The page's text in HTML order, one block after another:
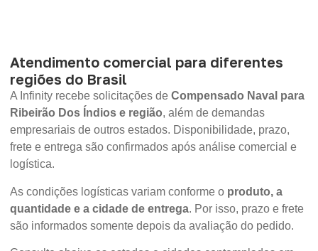
Atendimento comercial para diferentes
regiões do Brasil
A Infinity recebe solicitações de Compensado Naval para
Ribeirão Dos Índios e região, além de demandas
empresariais de outros estados. Disponibilidade, prazo,
frete e entrega são confirmados após análise comercial e
logística.
As condições logísticas variam conforme o produto, a
quantidade e a cidade de entrega. Por isso, prazo e frete
são informados somente depois da avaliação do pedido.